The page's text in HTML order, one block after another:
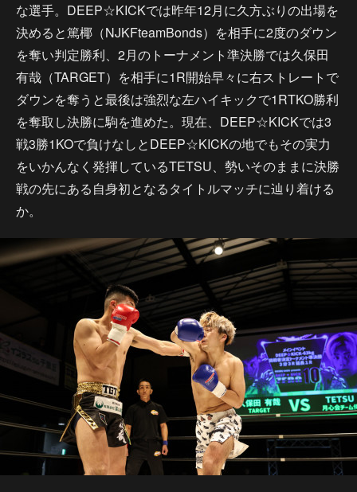
な選手。DEEP☆KICKでは昨年12月に久方ぶりの出場を
決めると篤椰（NJKFteamBonds）を相手に2度のダウン
を奪い判定勝利、2月のトーナメント準決勝では久保田
有哉（TARGET）を相手に1R開始早々に右ストレートで
ダウンを奪うと最後は強烈な左ハイキックで1RTKO勝利
を奪取し決勝に駒を進めた。現在、DEEP☆KICKでは3
戦3勝1KOで負けなしとDEEP☆KICKの地でもその実力
をいかんなく発揮しているTETSU、勢いそのままに決勝
戦の先にある自身初となるタイトルマッチに辿り着ける
か。